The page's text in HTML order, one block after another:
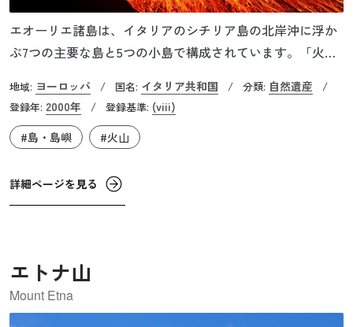
エオーリエ諸島は、イタリアのシチリア島の北岸沖に浮か
ぶ7つの主要な島と5つの小島で構成されています。「火
そして「地中海の灯台」との異名を持つストロンボリ島な
どが、長い火山活動の歴史によって形成されました。ま
た、青く澄んだ海に囲まれた美しい風景や、噴火が続く火
ます。「エオーリエ」という名前は、ギリシャ神話の風の
神アイオロス（イタリア語でエオーロ）が住むところとい
地域: ヨーロッパ / 国名: イタリア共和国 / 分類: 自然遺産
/
登録年: 2000年 / 登録基準: (viii)
#島・島嶼
#火山
詳細ページを見る
エトナ山
Mount Etna